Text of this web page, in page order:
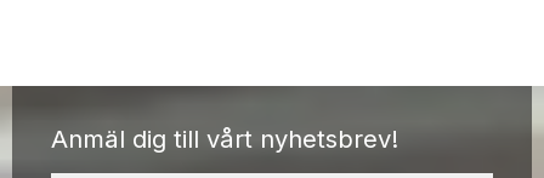
Anmäl dig till vårt nyhetsbrev!